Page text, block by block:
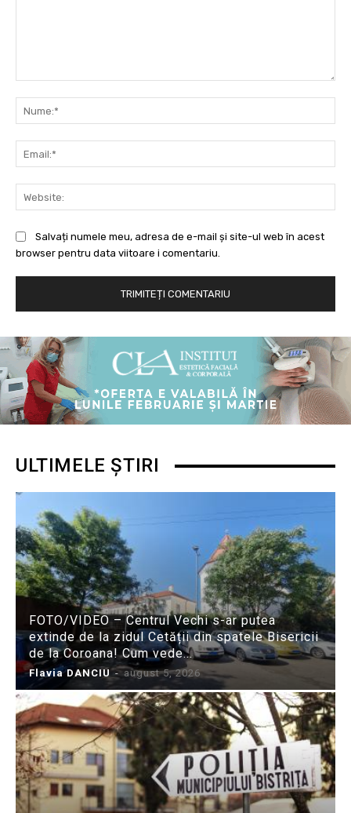
Salvați numele meu, adresa de e-mail și site-ul web în acest
browser pentru data viitoare i comentariu.
ULTIMELE ȘTIRI
FOTO/VIDEO – Centrul Vechi s-ar putea
extinde de la zidul Cetății din spatele Bisericii
de la Coroana! Cum vede...
Flavia DANCIU - august 5, 2026